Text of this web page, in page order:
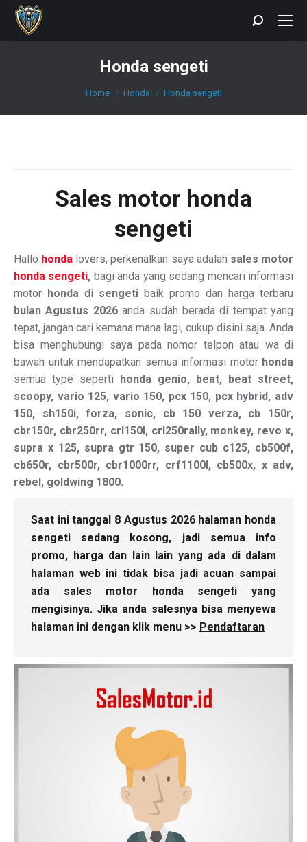
Search:
Honda sengeti
You are here:
Home Honda Honda sengeti
Sales motor honda
sengeti
Hallo honda lovers, perkenalkan saya adalah sales motor
honda sengeti, bagi anda yang sedang mencari informasi
motor honda di sengeti baik promo dan harga terbaru
bulan Agustus 2026anda sudah berada di tempat yang
tepat, jangan cari kemana mana lagi, cukup disini saja. Anda
bisa menghubungi saya pada nomor telpon atau wa di
bawah untuk mendapatkan semua informasi motor honda
semua type seperti honda genio, beat, beat street,
scoopy, vario 125, vario 150, pcx 150, pcx hybrid, adv
150, sh150i, forza, sonic, cb 150 verza, cb 150r,
cbr150r, cbr250rr, crl150l, crl250rally, monkey, revo x,
supra x 125, supra gtr 150, super cub c125, cb500f,
cb650r, cbr500r, cbr1000rr, crf1100l, cb500x, x adv,
rebel, goldwing 1800.
Saat ini tanggal 8 Agustus 2026 halaman honda
sengeti sedang kosong, jadi semua info
promo, harga dan lain lain yang ada di dalam
halaman web ini tidak bisa jadi acuan sampai
ada sales motor honda sengeti yang
mengisinya. Jika anda salesnya bisa menyewa
halaman ini dengan klik menu >> Pendaftaran